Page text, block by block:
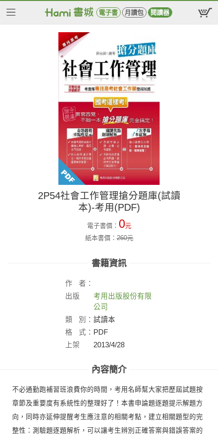
電子書 月讀包 閱讀器
2P54社會工作管理搶分題庫(試讀
本)-考用(PDF)
電子書價： 0元
紙本書價：260元
書籍資訊
作
者：
出版
考用出版股份有限
公司
類
別： 試讀本
格
式： PDF
上架
2013/4/28
內容簡介
不必通勤跑補習班浪費你的時間，考用名師幫大家把歷屆試題按
章節及重要度有系統性的整理好了！本書申論題逐題提示解題方
向，同時亦延伸提醒考生應注意的相關考點，建立相關題型的完
整性：測驗題逐題解析，可以讓考生辨別正確答案與錯誤答案的